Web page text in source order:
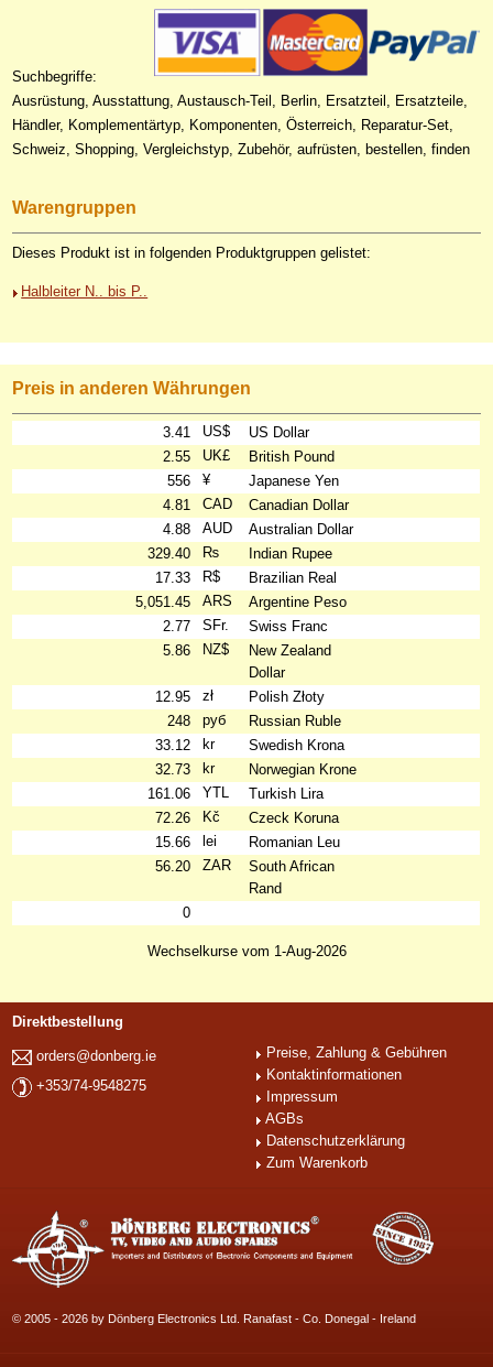
Suchbegriffe:
Ausrüstung, Ausstattung, Austausch-Teil, Berlin, Ersatzteil, Ersatzteile,
Händler, Komplementärtyp, Komponenten, Österreich, Reparatur-Set,
Schweiz, Shopping, Vergleichstyp, Zubehör, aufrüsten, bestellen, finden
Warengruppen
Dieses Produkt ist in folgenden Produktgruppen gelistet:
Halbleiter N.. bis P..
Preis in anderen Währungen
3.41 US$
US Dollar
2.55
UK£
British Pound
556
¥
Japanese Yen
4.81
CAD
Canadian Dollar
4.88
AUD
Australian Dollar
329.40
₨
Indian Rupee
17.33
R$
Brazilian Real
5,051.45
ARS
Argentine Peso
2.77
SFr.
Swiss Franc
5.86
NZ$
New Zealand
Dollar
12.95
zł
Polish Złoty
248
руб
Russian Ruble
33.12
kr
Swedish Krona
32.73
kr
Norwegian Krone
161.06
YTL
Turkish Lira
72.26
Kč
Czeck Koruna
15.66
lei
Romanian Leu
56.20
ZAR
South African
Rand
0
Wechselkurse vom 1-Aug-2026
Direktbestellung
orders@donberg.ie
+353/74-9548275
Preise, Zahlung & Gebühren
Kontaktinformationen
Impressum
AGBs
Datenschutzerklärung
Zum Warenkorb
© 2005 - 2026 by Dönberg Electronics Ltd. Ranafast - Co. Donegal - Ireland